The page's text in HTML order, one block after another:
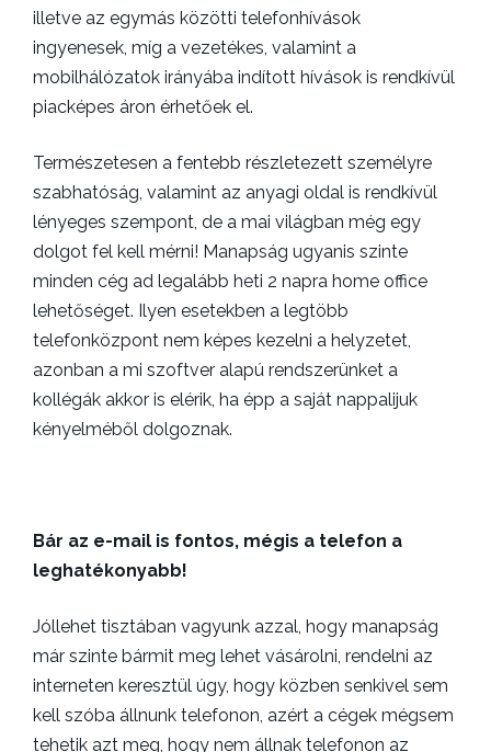
illetve az egymás közötti telefonhívások
ingyenesek, míg a vezetékes, valamint a
mobilhálózatok irányába indított hívások is rendkívül
piacképes áron érhetőek el.
Természetesen a fentebb részletezett személyre
szabhatóság, valamint az anyagi oldal is rendkívül
lényeges szempont, de a mai világban még egy
dolgot fel kell mérni! Manapság ugyanis szinte
minden cég ad legalább heti 2 napra home office
lehetőséget. Ilyen esetekben a legtöbb
telefonközpont nem képes kezelni a helyzetet,
azonban a mi szoftver alapú rendszerünket a
kollégák akkor is elérik, ha épp a saját nappalijuk
kényelméből dolgoznak.
Bár az e-mail is fontos, mégis a telefon a
leghatékonyabb!
Jóllehet tisztában vagyunk azzal, hogy manapság
már szinte bármit meg lehet vásárolni, rendelni az
interneten keresztül úgy, hogy közben senkivel sem
kell szóba állnunk telefonon, azért a cégek mégsem
tehetik azt meg, hogy nem állnak telefonon az